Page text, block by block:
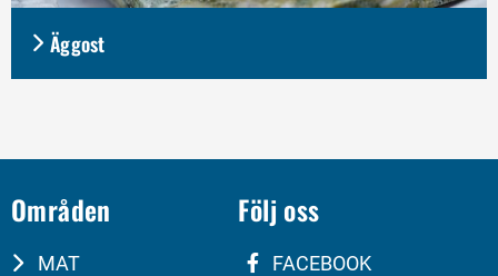
Äggost
Områden
MAT
Följ oss
FACEBOOK